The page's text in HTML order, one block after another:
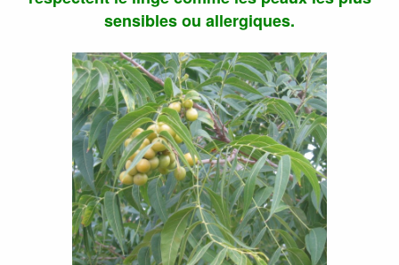
sensibles ou allergiques.